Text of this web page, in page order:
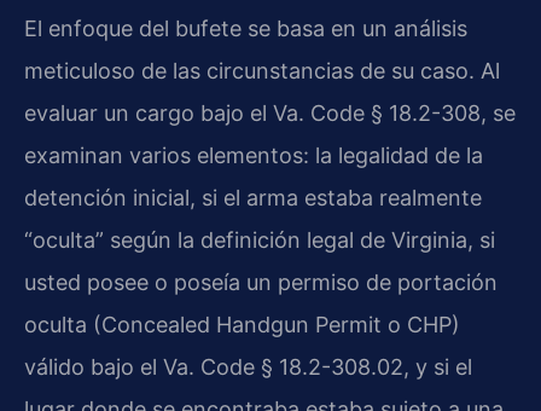
El enfoque del bufete se basa en un análisis
meticuloso de las circunstancias de su caso. Al
evaluar un cargo bajo el Va. Code § 18.2-308, se
examinan varios elementos: la legalidad de la
detención inicial, si el arma estaba realmente
“oculta” según la definición legal de Virginia, si
usted posee o poseía un permiso de portación
oculta (Concealed Handgun Permit o CHP)
válido bajo el Va. Code § 18.2-308.02, y si el